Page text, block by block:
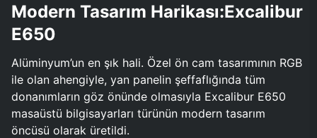
Modern Tasarım Harikası:Excalibur
E650
Alüminyum’un en şık hali. Özel ön cam tasarımının RGB
ile olan ahengiyle, yan panelin şeffaflığında tüm
donanımların göz önünde olmasıyla Excalibur E650
masaüstü bilgisayarları türünün modern tasarım
öncüsü olarak üretildi.